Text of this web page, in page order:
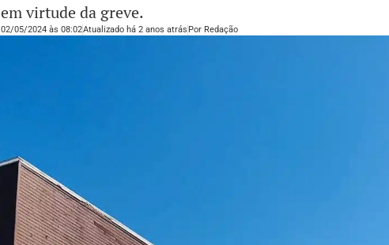
em virtude da greve.
02/05/2024 às 08:02Atualizado há 2 anos atrás Por Redação